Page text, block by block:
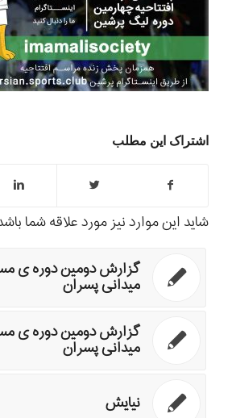
اشتراک این مطلب
شاید این موارد نیز مورد علاقه شما
گزارش دومین دوره ی
میدانی پسران
گزارش دومین دوره ی
میدانی پسران
نیایش